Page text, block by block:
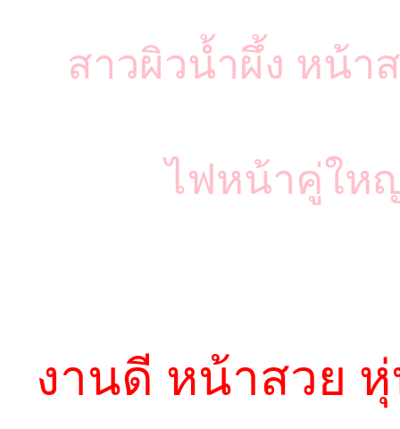
สาวผิวน้ำผึ้ง หน้า
ไฟหน้าคู่ให
งานดี หน้าสวย